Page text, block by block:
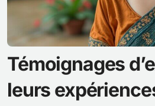
Témoignages
leurs